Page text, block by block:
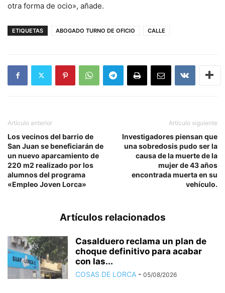
otra forma de ocio», añade.
ETIQUETAS ABOGADO TURNO DE OFICIO CALLE
Artículo anterior
Los vecinos del barrio de
San Juan se beneficiarán de
un nuevo aparcamiento de
220 m2 realizado por los
alumnos del programa
«Empleo Joven Lorca»
Artículo siguiente
Investigadores piensan que
una sobredosis pudo ser la
causa de la muerte de la
mujer de 43 años
encontrada muerta en su
vehículo.
Artículos relacionados
Casalduero reclama un plan de
choque definitivo para acabar
con las...
COSAS DE LORCA - 05/08/2026